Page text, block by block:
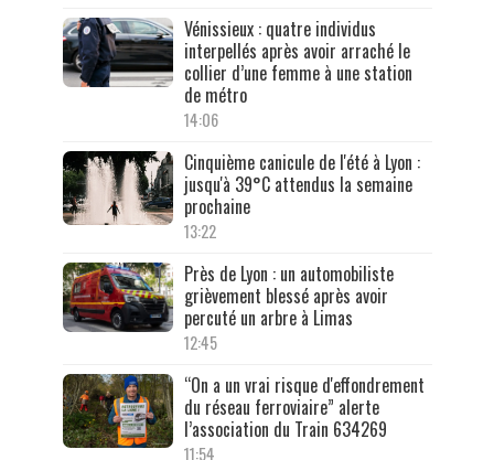
Vénissieux : quatre individus
interpellés après avoir arraché le
collier d’une femme à une station
de métro
14:06
Cinquième canicule de l'été à Lyon :
jusqu'à 39°C attendus la semaine
prochaine
13:22
Près de Lyon : un automobiliste
grièvement blessé après avoir
percuté un arbre à Limas
12:45
“On a un vrai risque d'effondrement
du réseau ferroviaire” alerte
l’association du Train 634269
11:54